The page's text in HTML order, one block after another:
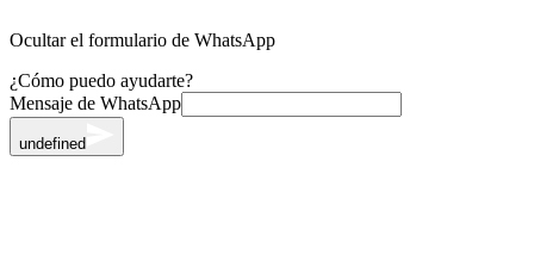
Ocultar el formulario de WhatsApp
¿Cómo puedo ayudarte?
Mensaje de WhatsApp
undefined